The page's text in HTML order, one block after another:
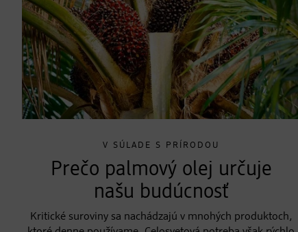
V SÚLADE S PRÍRODOU
Prečo palmový olej určuje
našu budúcnosť
Kritické suroviny sa nachádzajú v mnohých produktoch,